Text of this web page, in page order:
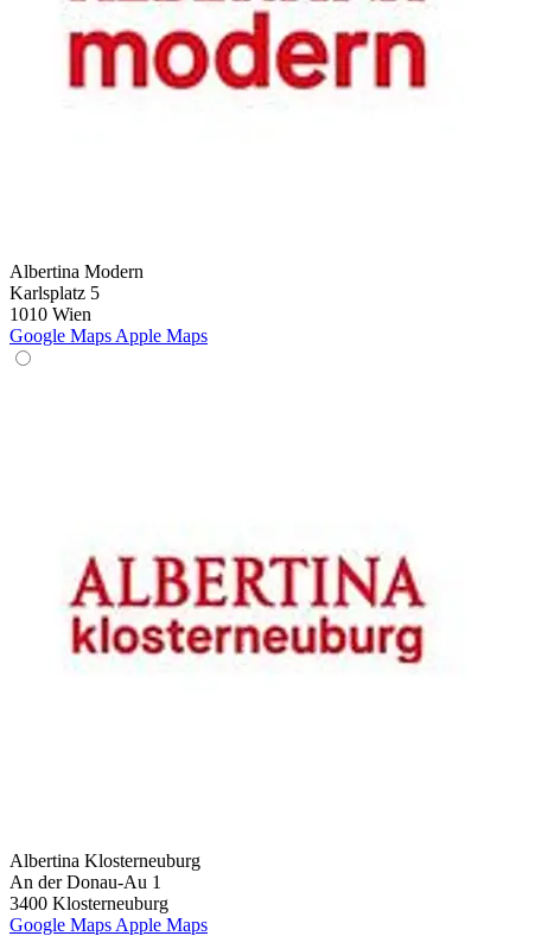
Albertina Modern
Karlsplatz 5
1010 Wien
Google Maps Apple Maps
Albertina Klosterneuburg
An der Donau-Au 1
3400 Klosterneuburg
Google Maps Apple Maps